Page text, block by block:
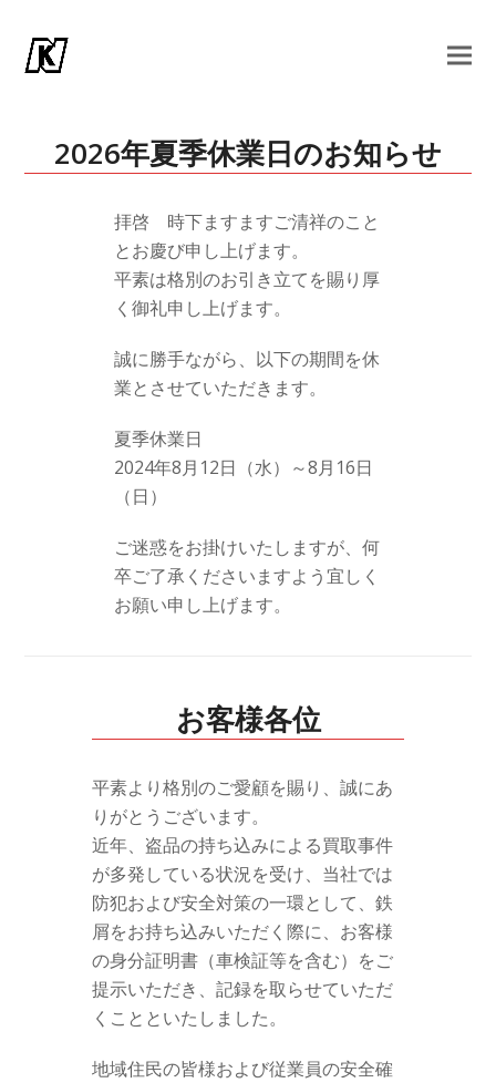
2026年夏季休業日のお知らせ
拝啓 時下ますますご清祥のこと
とお慶び申し上げます。
平素は格別のお引き立てを賜り厚
く御礼申し上げます。
誠に勝手ながら、以下の期間を休
業とさせていただきます。
夏季休業日
2024年8月12日（水）～8月16日
（日）
ご迷惑をお掛けいたしますが、何
卒ご了承くださいますよう宜しく
お願い申し上げます。
お客様各位
平素より格別のご愛顧を賜り、誠にあ
りがとうございます。
近年、盗品の持ち込みによる買取事件
が多発している状況を受け、当社では
防犯および安全対策の一環として、鉄
屑をお持ち込みいただく際に、お客様
の身分証明書（車検証等を含む）をご
提示いただき、記録を取らせていただ
くことといたしました。
地域住民の皆様および従業員の安全確